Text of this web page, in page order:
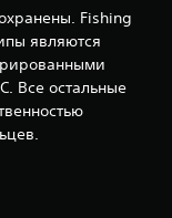
Fishing
являются
Все остальные